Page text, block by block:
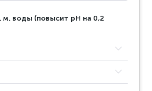
м. воды (повысит pH на 0,2